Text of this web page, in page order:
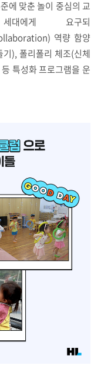
에 맞춘 놀이 중심의 교
에게 요구되
역량 함양
), 폴리폴리 체조(신체
특성화 프로그램을 운